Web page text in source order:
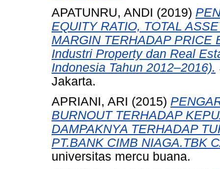
APATUNRU, ANDI (2019)
EQUITY RATIO, TOTAL
MARGIN TERHADAP PRICE
Industri Property dan Real
Indonesia Tahun 2012–2016).
Jakarta.
APRIANI, ARI (2015)
BURNOUT TERHADAP
DAMPAKNYA TERHADAP
PT.BANK CIMB NIAGA.TBK
universitas mercu buana.